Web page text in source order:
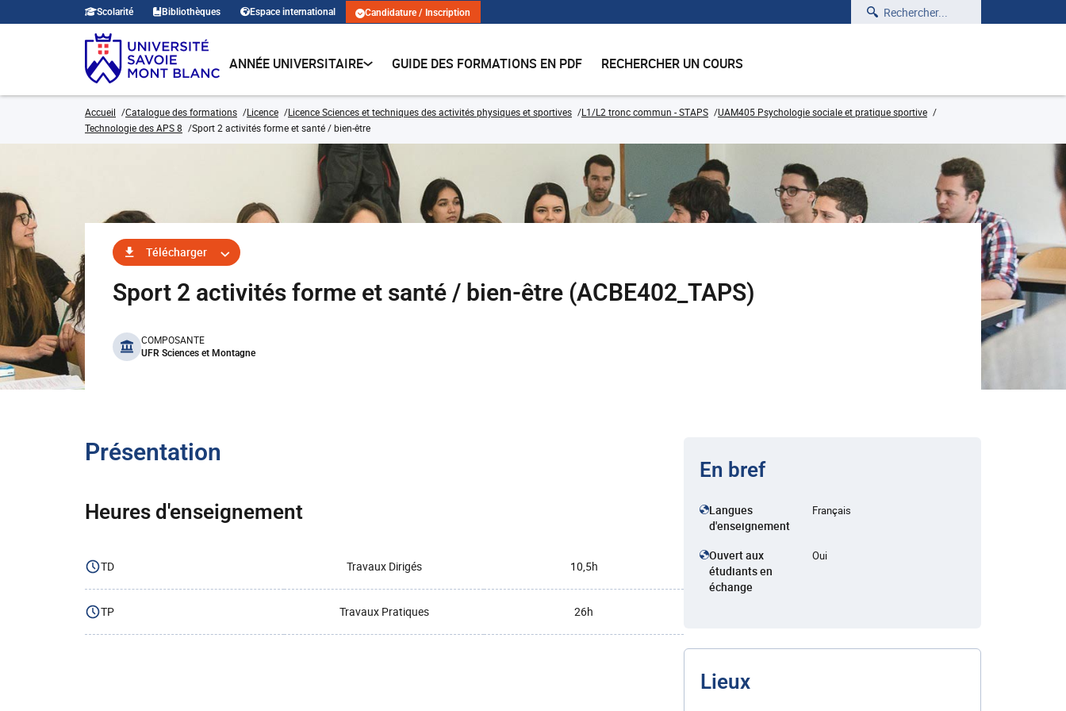
Scolarité Bibliothèques Espace international Candidature / Inscription Rechercher
ANNÉE UNIVERSITAIRE GUIDE DES FORMATIONS EN PDF RECHERCHER UN COURS
Accueil Catalogue des formations Licence Licence Sciences et techniques des activités physiques et sportives L1/L2 tronc commun - STAPS
UAM405 Psychologie sociale et pratique sportive
Technologie des APS 8
Sport 2 activités forme et santé / bien-être
Télécharger
Sport 2 activités forme et santé / bien-être (ACBE402_TAPS)
benefits
COMPOSANTE
UFR Sciences et Montagne
Présentation
Heures d'enseignement
TD Travaux Dirigés 10,5h
TP Travaux Pratiques 26h
En bref
Langues
d'enseignement
Français
Ouvert aux
étudiants en
échange
Oui
Lieux